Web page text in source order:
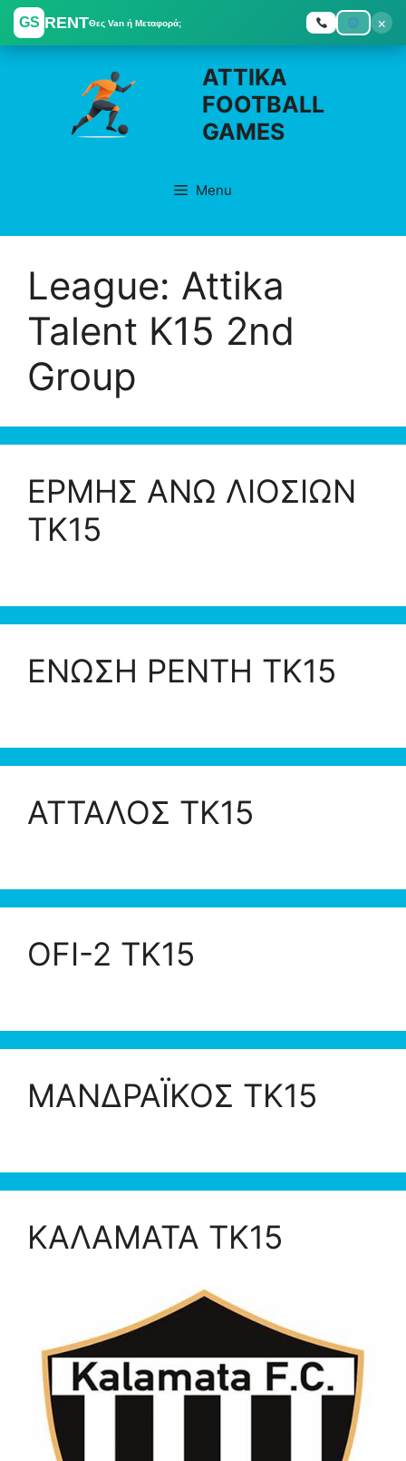
GS RENTΘες Van ή Μεταφορά;
×
Skip
ATTIKA
FOOTBALL
GAMES
Menu
League: Attika
Talent K15 2nd
Group
ΕΡΜΗΣ ΑΝΩ ΛΙΟΣΙΩΝ
ΤΚ15
ΕΝΩΣΗ ΡΕΝΤΗ ΤΚ15
ΑΤΤΑΛΟΣ ΤΚ15
OFI-2 ΤΚ15
ΜΑΝΔΡΑΪΚΟΣ ΤΚ15
ΚΑΛΑΜΑΤΑ ΤΚ15